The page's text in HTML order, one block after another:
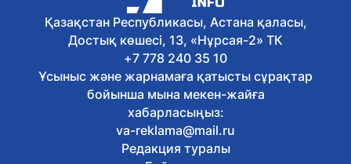
Қазақстан Республикасы, Астана қаласы,
Достық көшесі, 13, «Нұрсая-2» ТК
+7 778 240 35 10
Ұсыныс және жарнамаға қатысты сұрақтар
бойынша мына мекен-жайға
хабарласыңыз:
va-reklama@mail.ru
Редакция туралы